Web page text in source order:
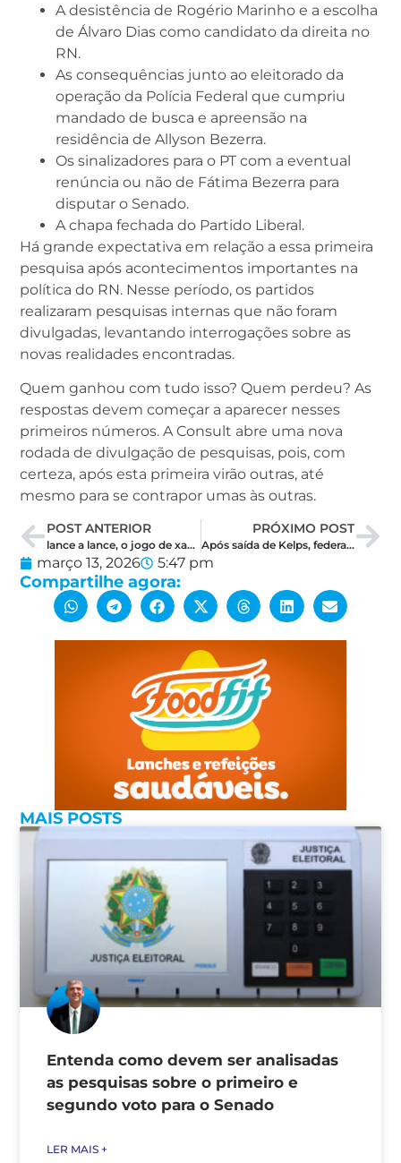
A desistência de Rogério Marinho e a escolha
de Álvaro Dias como candidato da direita no
RN.
As consequências junto ao eleitorado da
operação da Polícia Federal que cumpriu
mandado de busca e apreensão na
residência de Allyson Bezerra.
Os sinalizadores para o PT com a eventual
renúncia ou não de Fátima Bezerra para
disputar o Senado.
A chapa fechada do Partido Liberal.
Há grande expectativa em relação a essa primeira
pesquisa após acontecimentos importantes na
política do RN. Nesse período, os partidos
realizaram pesquisas internas que não foram
divulgadas, levantando interrogações sobre as
novas realidades encontradas.
Quem ganhou com tudo isso? Quem perdeu? As
respostas devem começar a aparecer nesses
primeiros números. A Consult abre uma nova
rodada de divulgação de pesquisas, pois, com
certeza, após esta primeira virão outras, até
mesmo para se contrapor umas às outras.
POST ANTERIOR
lance a lance, o jogo de xadrez de alto nível que está sendo disputado entre Ezequiel e Kléber Rodrigues
PRÓXIMO POST
Após saída de Kelps, federação articula novos nomes em Mossoró, Natal e Parnamirim
março 13, 2026 5:47 pm
Compartilhe agora:
MAIS POSTS
Entenda como devem ser analisadas
as pesquisas sobre o primeiro e
segundo voto para o Senado
LER MAIS +